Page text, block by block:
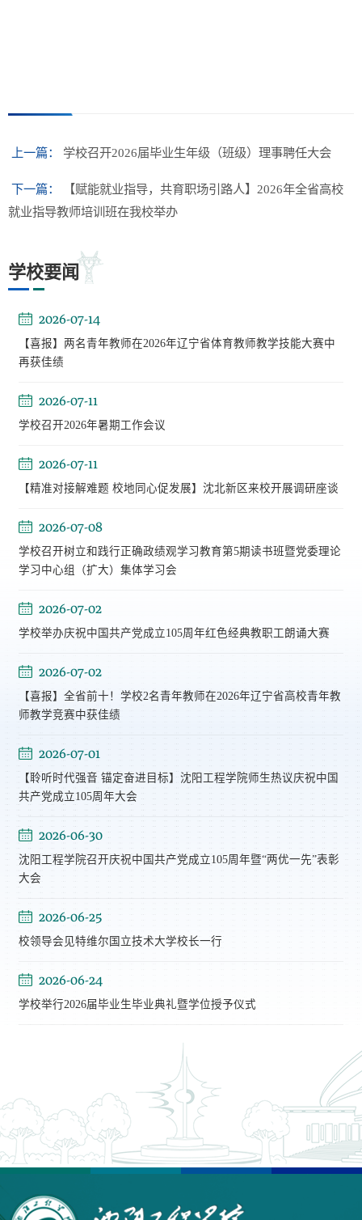
上一篇： 学校召开2026届毕业生年级（班级）理事聘任大会
下一篇：
【赋能就业指导，共育职场引路人】2026年全省高校
就业指导教师培训班在我校举办
学校要闻
2026-07-14
【喜报】两名青年教师在2026年辽宁省体育教师教学技能大赛中
再获佳绩
2026-07-11
学校召开2026年暑期工作会议
2026-07-11
【精准对接解难题 校地同心促发展】沈北新区来校开展调研座谈
2026-07-08
学校召开树立和践行正确政绩观学习教育第5期读书班暨党委理论
学习中心组（扩大）集体学习会
2026-07-02
学校举办庆祝中国共产党成立105周年红色经典教职工朗诵大赛
2026-07-02
【喜报】全省前十！学校2名青年教师在2026年辽宁省高校青年教
师教学竞赛中获佳绩
2026-07-01
【聆听时代强音 锚定奋进目标】沈阳工程学院师生热议庆祝中国
共产党成立105周年大会
2026-06-30
沈阳工程学院召开庆祝中国共产党成立105周年暨“两优一先”表彰
大会
2026-06-25
校领导会见特维尔国立技术大学校长一行
2026-06-24
学校举行2026届毕业生毕业典礼暨学位授予仪式